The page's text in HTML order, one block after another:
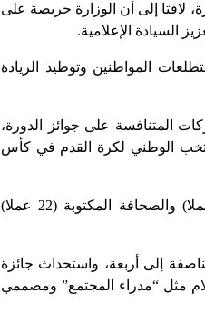
لافتا إلى أن الوزارة حريصة على
السيادة الإعلامية.
المواطنين وتوطيد الريادة
المتنافسة على جوائز الدورة،
الوطني لكرة القدم في كأس
وتوزعت الترشيحات للجائزة برسم هذه الدورة، على أصناف التلفزة (11 عملا) والإذاعة (14 عملا) والصحافة المكتوبة (22 عملا)
إلى أربعة، واستحداث جائزة
مثل “مدراء المجتمع” ومصممي